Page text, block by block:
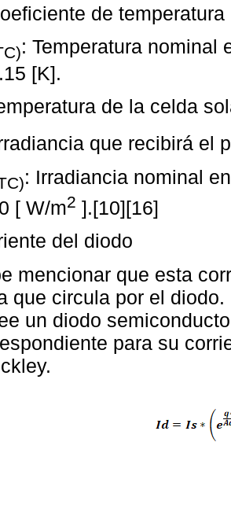
de
: Temperatura nominal
[K].
de la celda
que recibirá el
: Irradiancia nominal
[ W/m2 ].[10][16]
del diodo
mencionar que esta
que circula por el
un diodo
para su